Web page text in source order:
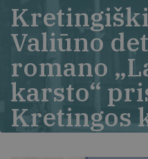
Valiūno
romano
karsto“
Kretingos
2024